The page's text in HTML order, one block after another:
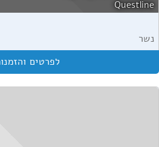
Questline
נשר